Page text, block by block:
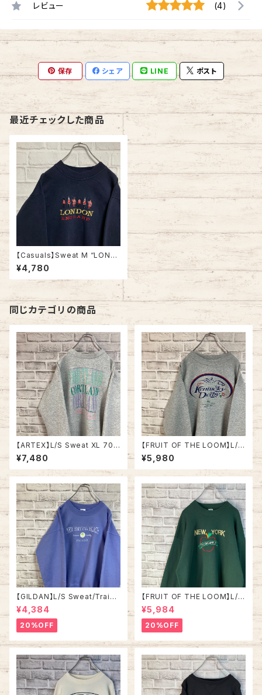
レビュー (4)
保存 シェア LINE ポスト
最近チェックした商品
【Casuals】Sweat M “LOND
ON” USA規格 スウェット トレ
ーナー ロンドン イングランド ビ
ッグシルエット オーバーサイズ
太アーム アメリカ 古着
¥4,780
同じカテゴリの商品
【ARTEX】L/S Sweat XL 70-
80s Made in USA “CORTL
AND ” カレッジ スウェット トレ
ーナー ニューヨーク州立大学
USA 古着
¥7,480
【FRUIT OF THE LOOM】L/S
Sweat/Trainer L 2000s “ K
entucky Derby” スーベニア
スウェット トレーナー ケンタッキ
ラブレッド アメリカ USA 古着
¥5,980
【GILDAN】L/S Sweat/Traine
r L相当 “ NEW SMYRNA BEA
CH” スーベニア スウェット トレ
ーナー ニュー スミナー ビーチ
フロリダ パープル ラベンダー
紫アメリカ USA 古着
¥4,384
20%OFF
【FRUIT OF THE LOOM】L/S
Sweat XL 90s Made in US
A “NEW YORK ” スーベニア
スウェット トレーナー NY ニュ
ーヨーク ビッグアップル 刺繍 vi
ntage ヴィンテージ アメリカ U
SA 古着
¥5,984
20%OFF